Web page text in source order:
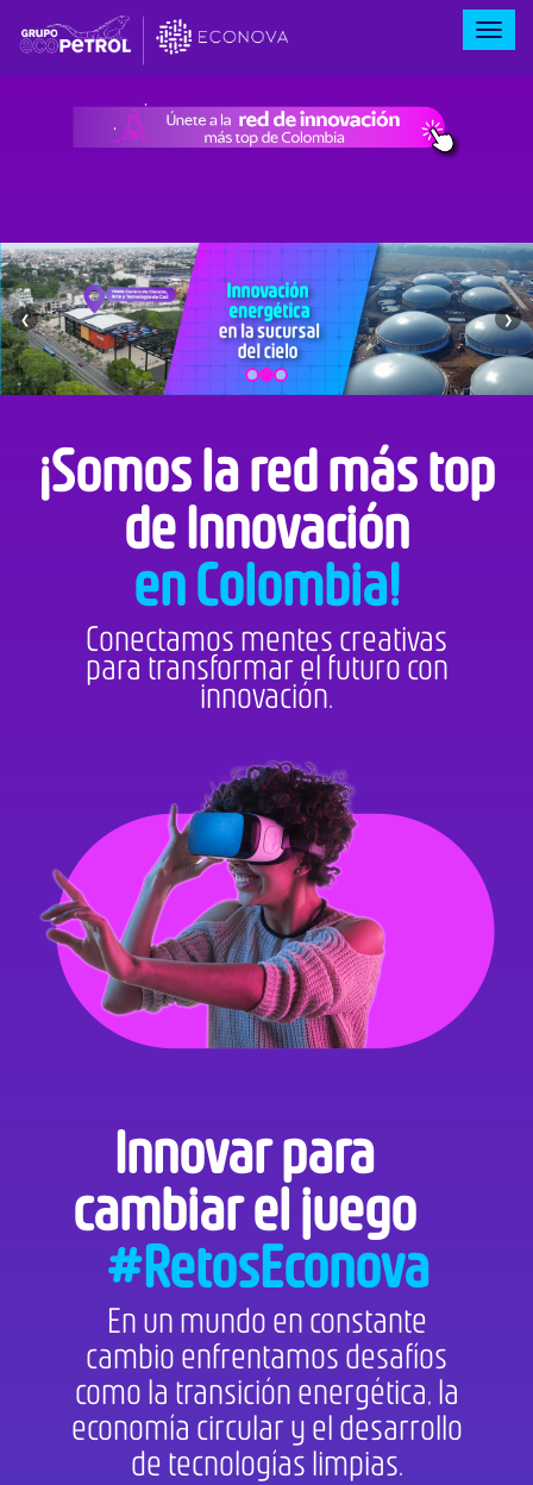
❮ ❯
¡Somos la red más top
de Innovación
en Colombia!
Conectamos mentes creativas
para transformar el futuro con
innovación.
Innovar para
cambiar el juego
#RetosEconova
En un mundo en constante
cambio enfrentamos desafíos
como la transición energética, la
economía circular y el desarrollo
de tecnologías limpias.